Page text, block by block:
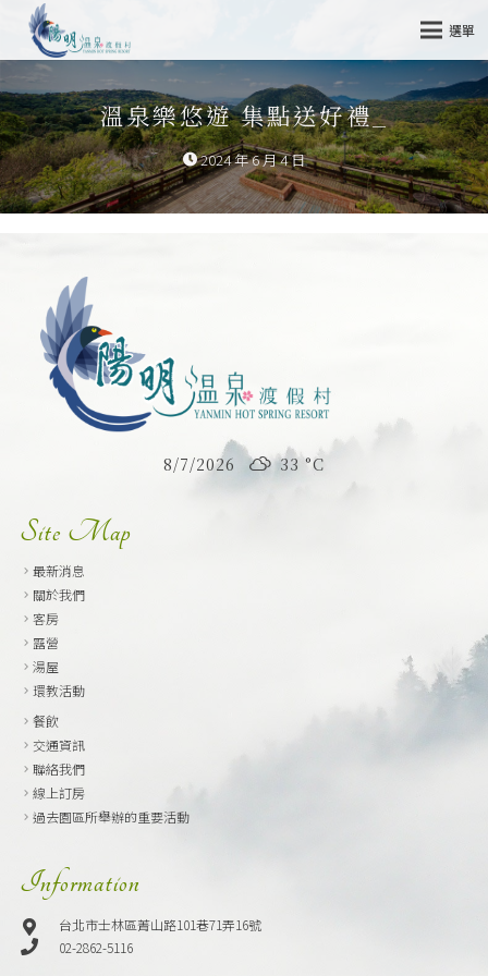
選單
溫泉樂悠遊 集點送好禮_
2024 年 6 月 4 日
8/7/2026 33 °C
Site Map
最新消息
關於我們
客房
露營
湯屋
環教活動
餐飲
交通資訊
聯絡我們
線上訂房
過去園區所舉辦的重要活動
Information
台北市士林區菁山路101巷71弄16號
02-2862-5116